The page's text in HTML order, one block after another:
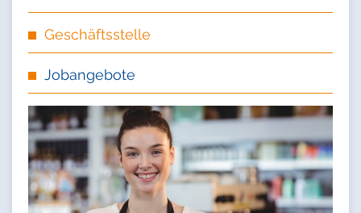
Geschäftsstelle
Jobangebote